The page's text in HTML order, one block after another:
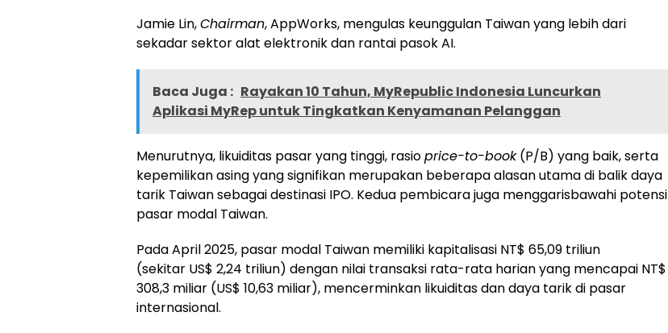
Jamie Lin,Chairman, AppWorks, mengulas keunggulan Taiwanyang lebih dari
sekadar sektor alat elektronik dan rantai pasok AI.
Baca Juga : Rayakan 10 Tahun, MyRepublic Indonesia Luncurkan
Aplikasi MyRep untuk Tingkatkan Kenyamanan Pelanggan
Menurutnya, likuiditas pasar yang tinggi, rasioprice-to-book(P/B) yang baik, serta
kepemilikan asing yang signifikan merupakan beberapa alasan utama di balik daya
tarik Taiwansebagai destinasi IPO. Kedua pembicara juga menggarisbawahi potensi
pasar modal Taiwan.
PadaApril 2025, pasar modal Taiwan memiliki kapitalisasi NT$ 65,09 triliun
(sekitar US$ 2,24 triliun) dengan nilai transaksi rata-rata harian yang mencapai NT$
308,3 miliar (US$ 10,63 miliar), mencerminkan likuiditas dan daya tarik di pasar
internasional.